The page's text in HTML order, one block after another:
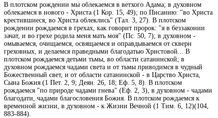
В плотском рождении мы облекаемся в ветхого Адама; в духовном
облекаемся в нового - Христа (1 Кор. 15, 49); по Писанию: "во Христа
крестившиеся, во Христа облеклись" (Тал. 3, 27). В плотском
рождении рождаемся в грехах, как говорит пророк: "я в беззаконии
зачат, и во грехе родила меня мать моя" (Пс. 50, 7); в духовном -
омываемся, очищаемся, освящаемся и оправдываемся от скверн
греховных, и делаемся праведными благодатью Христовой... В
плотском рождаемся детьми тьмы, во области сатанинской; в
духовном рождаемся чадами света и от тьмы приводимся в чудный
Божественный свет, и от области сатанинской - в Царство Христа,
Сына Божия (1 Пет. 2, 9; Деян. 26, 18; Еф. 5, 8). В плотском
рождаемся "по природе чадами гнева" (Еф. 2, 3), в духовном - чадами
благодати, чадами благословения Божия. В плотском рождаемся к
временной жизни, в духовном - к Жизни Вечной (1 Тим. 6, 12)(104,
883-884).